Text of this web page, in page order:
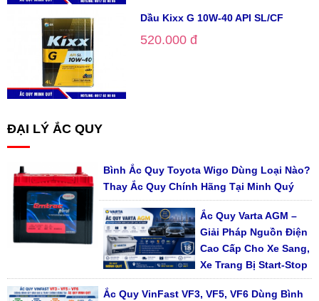
Dầu Kixx G 10W-40 API SL/CF
520.000 đ
ĐẠI LÝ ẮC QUY
Bình Ắc Quy Toyota Wigo Dùng Loại Nào?
Thay Ắc Quy Chính Hãng Tại Minh Quý
Ắc Quy Varta AGM –
Giải Pháp Nguồn Điện
Cao Cấp Cho Xe Sang,
Xe Trang Bị Start-Stop
Ắc Quy VinFast VF3, VF5, VF6 Dùng Bình